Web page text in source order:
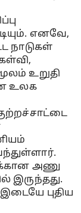
எனவே,
நாடுகள்
உறுதி
உலக
அணு
இருந்தது.
புதிய